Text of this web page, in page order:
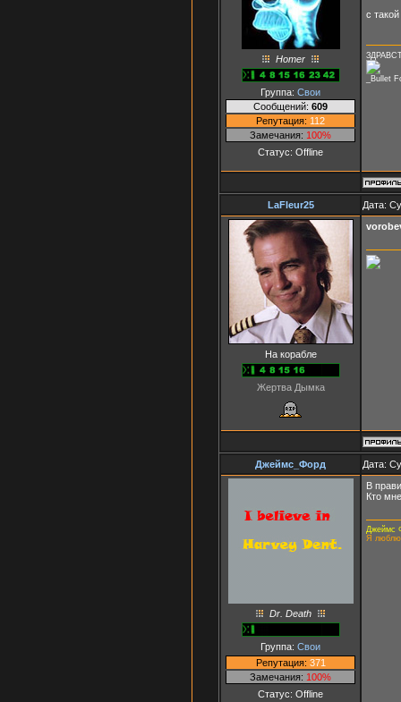
Homer
Группа: Свои
Сообщений: 609
Репутация: 112
Замечания: 100%
Статус: Offline
с
_Bullet
LaFleur25 Дата:
На корабле
Жертва Дымка
Джеймс_Форд Дата:
Dr. Death
Группа: Свои
Репутация: 371
Замечания: 100%
Статус: Offline
В
Кто
Джеймс
Я люблю